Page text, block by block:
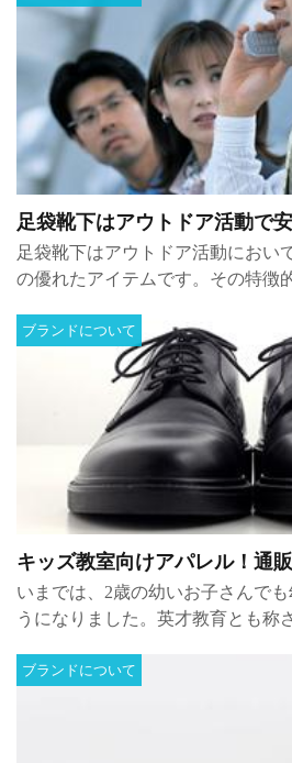
足袋靴下はアウトドア活動で
足袋靴下はアウトドア活動におい
の優れたアイテムです。その特徴
キッズ教室向けアパレル！通
ブランドについて
いまでは、2歳の幼いお子さんで
うになりました。英才教育とも称
ブランドについて